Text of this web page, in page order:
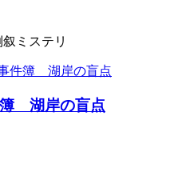
ミステリ
簿 湖岸の盲点